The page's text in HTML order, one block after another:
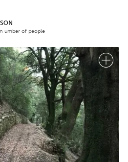
umber of people